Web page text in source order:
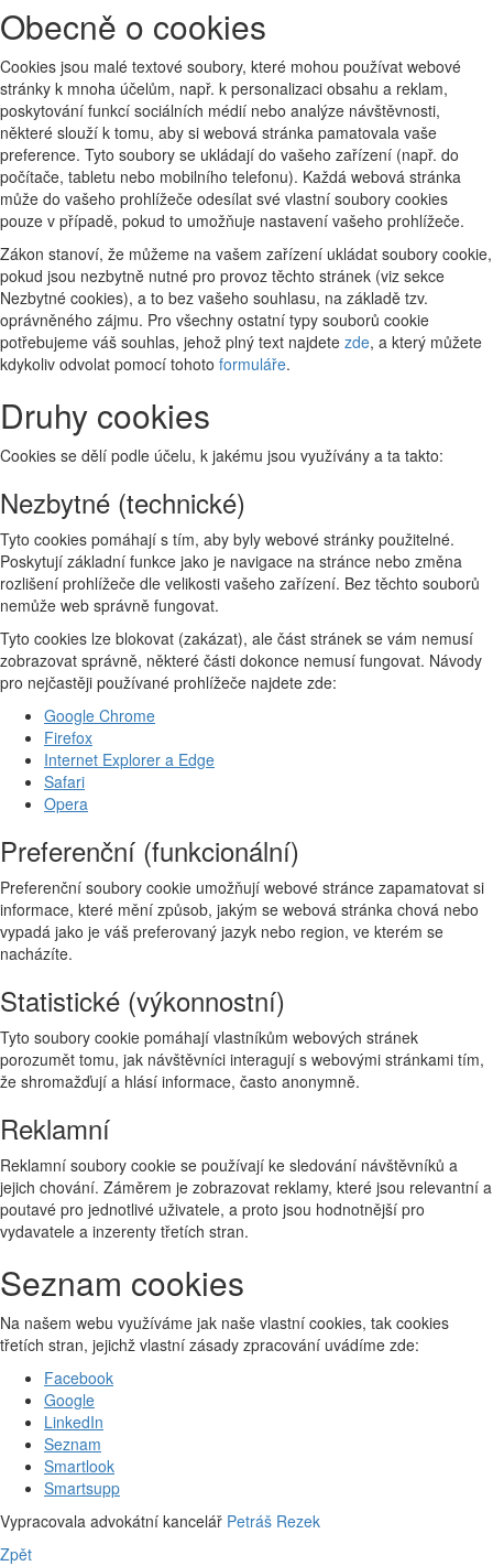
Obecně o cookies
Cookies jsou malé textové soubory, které mohou používat webové
stránky k mnoha účelům, např. k personalizaci obsahu a reklam,
poskytování funkcí sociálních médií nebo analýze návštěvnosti,
některé slouží k tomu, aby si webová stránka pamatovala vaše
preference. Tyto soubory se ukládají do vašeho zařízení (např. do
počítače, tabletu nebo mobilního telefonu). Každá webová stránka
může do vašeho prohlížeče odesílat své vlastní soubory cookies
pouze v případě, pokud to umožňuje nastavení vašeho prohlížeče.
Zákon stanoví, že můžeme na vašem zařízení ukládat soubory cookie,
pokud jsou nezbytně nutné pro provoz těchto stránek (viz sekce
Nezbytné cookies), a to bez vašeho souhlasu, na základě tzv.
oprávněného zájmu. Pro všechny ostatní typy souborů cookie
potřebujeme váš souhlas, jehož plný text najdete zde, a který můžete
kdykoliv odvolat pomocí tohoto formuláře.
Druhy cookies
Cookies se dělí podle účelu, k jakému jsou využívány a ta takto:
Nezbytné (technické)
Tyto cookies pomáhají s tím, aby byly webové stránky použitelné.
Poskytují základní funkce jako je navigace na stránce nebo změna
rozlišení prohlížeče dle velikosti vašeho zařízení. Bez těchto souborů
nemůže web správně fungovat.
Tyto cookies lze blokovat (zakázat), ale část stránek se vám nemusí
zobrazovat správně, některé části dokonce nemusí fungovat. Návody
pro nejčastěji používané prohlížeče najdete zde:
Google Chrome
Firefox
Internet Explorer a Edge
Safari
Opera
Preferenční (funkcionální)
Preferenční soubory cookie umožňují webové stránce zapamatovat si
informace, které mění způsob, jakým se webová stránka chová nebo
vypadá jako je váš preferovaný jazyk nebo region, ve kterém se
nacházíte.
Statistické (výkonnostní)
Tyto soubory cookie pomáhají vlastníkům webových stránek
porozumět tomu, jak návštěvníci interagují s webovými stránkami tím,
že shromažďují a hlásí informace, často anonymně.
Reklamní
Reklamní soubory cookie se používají ke sledování návštěvníků a
jejich chování. Záměrem je zobrazovat reklamy, které jsou relevantní a
poutavé pro jednotlivé uživatele, a proto jsou hodnotnější pro
vydavatele a inzerenty třetích stran.
Seznam cookies
Na našem webu využíváme jak naše vlastní cookies, tak cookies
třetích stran, jejichž vlastní zásady zpracování uvádíme zde:
Facebook
Google
LinkedIn
Seznam
Smartlook
Smartsupp
Vypracovala advokátní kancelář Petráš Rezek
Zpět